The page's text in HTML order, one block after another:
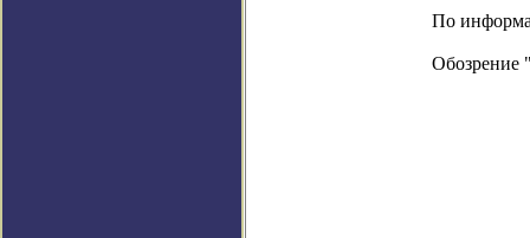
По
Обозрение